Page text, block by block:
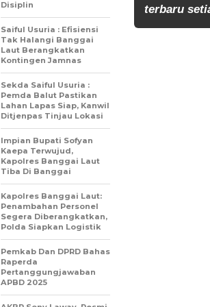
terbaru
Disiplin
Saiful Usuria : Efisiensi
Tak Halangi Banggai
Laut Berangkatkan
Kontingen Jamnas
Sekda Saiful Usuria :
Pemda Balut Pastikan
Lahan Lapas Siap, Kanwil
Ditjenpas Tinjau Lokasi
Impian Bupati Sofyan
Kaepa Terwujud,
Kapolres Banggai Laut
Tiba Di Banggai
Kapolres Banggai Laut:
Penambahan Personel
Segera Diberangkatkan,
Polda Siapkan Logistik
Pemkab Dan DPRD Bahas
Raperda
Pertanggungjawaban
APBD 2025